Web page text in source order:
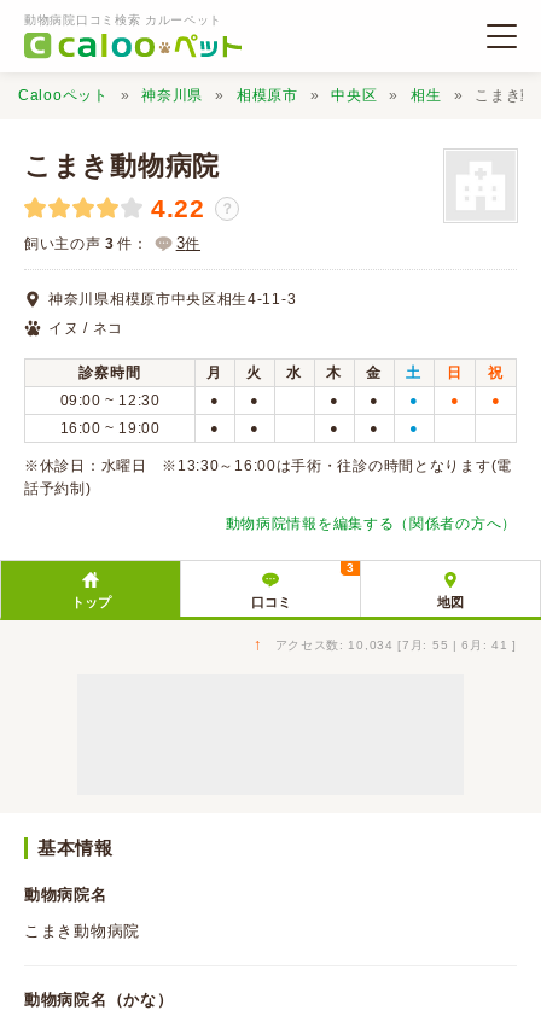
動物病院口コミ検索 カルーペット
動物病院検索
口コミ検索
Calooペットとは？
口コミ投稿
Calooペット 神奈川県 相模原市 中央区 相生 こまき動
こまき動物病院
4.22 ？
飼い主の声 3 件： 3件
神奈川県相模原市中央区相生4-11-3
イヌ / ネコ
診察時間 月 火 水 木 金 土 日
祝
09:00 ~ 12:30
● ● ● ● ● ● ●
16:00 ~ 19:00 ● ● ● ● ●
※休診日：水曜日 ※13:30～16:00は手術・往診の時間となります(電
話予約制)
動物病院情報を編集する（関係者の方へ）
トップ 口コミ
3
地図
↑ アクセス数: 10,034 [7月: 55 | 6月: 41 ]
基本情報
動物病院名
こまき動物病院
動物病院名（かな）